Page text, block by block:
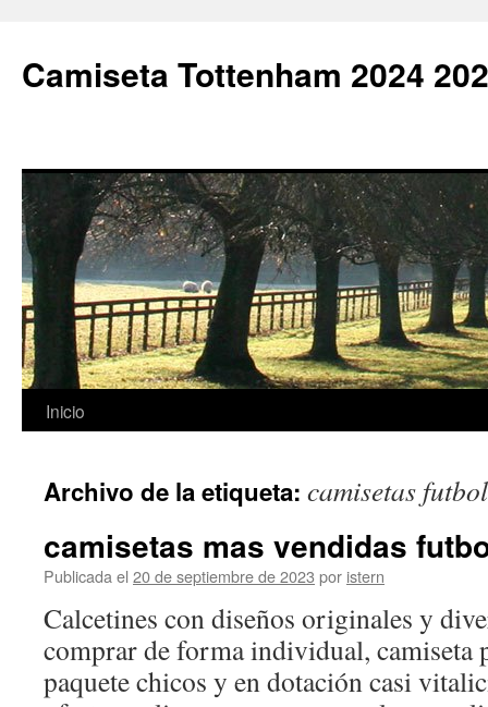
Camiseta Tottenham 2024
Saltar
contenido
Inicio
Archivo de la etiqueta: camisetas
camisetas mas vendidas
Publicada el 20 de septiembre de 2023 por istern
Calcetines con diseños originales y
comprar de forma individual, camiseta
paquete chicos y en dotación casi